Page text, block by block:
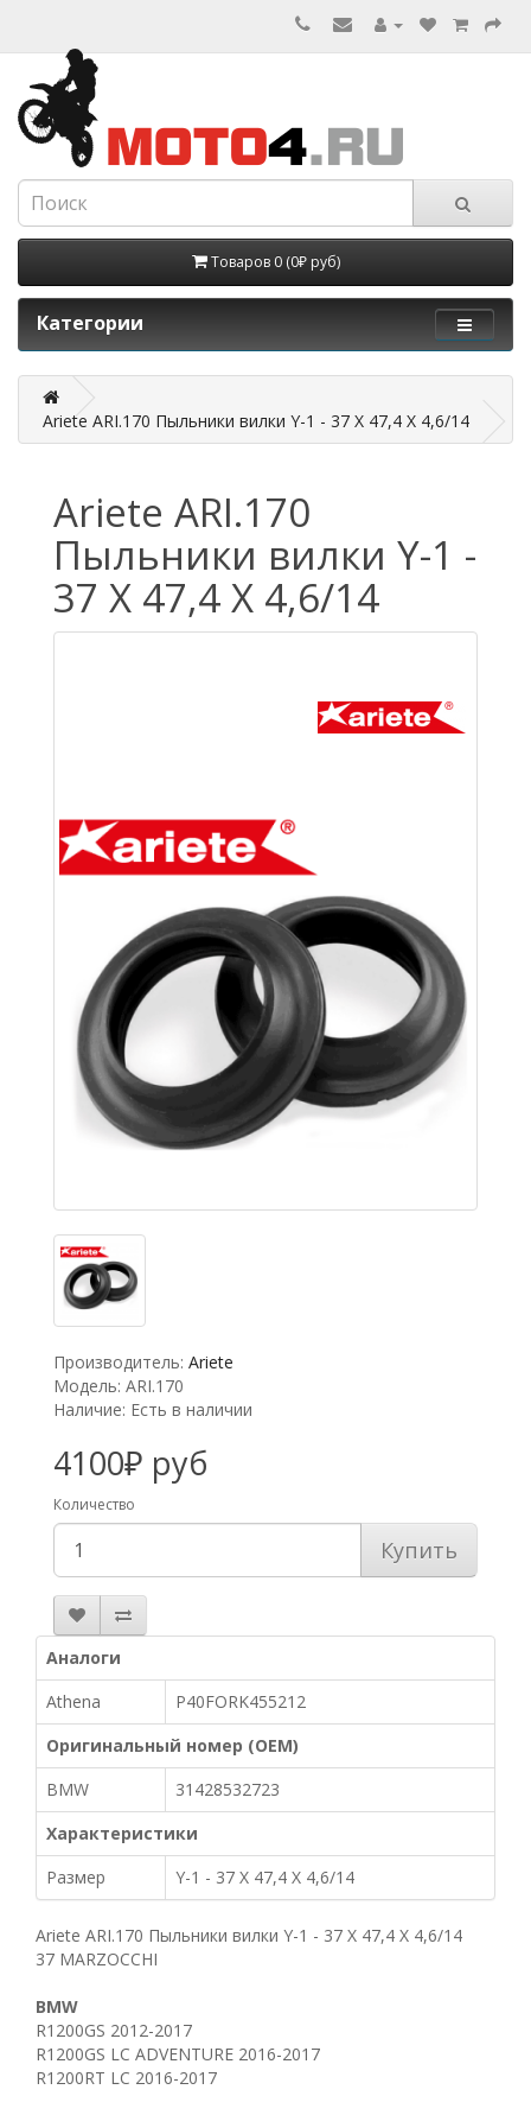
Товаров 0 (0₽ руб)
Категории
Ariete ARI.170 Пыльники вилки Y-1 - 37 X 47,4 X 4,6/14
Ariete ARI.170
Пыльники вилки Y-1 -
37 X 47,4 X 4,6/14
Производитель: Ariete
Модель: ARI.170
Наличие: Есть в наличии
4100₽ руб
Количество
Купить
Аналоги
Athena
P40FORK455212
Оригинальный номер (OEM)
BMW
31428532723
Характеристики
Размер
Y-1 - 37 X 47,4 X 4,6/14
Ariete ARI.170 Пыльники вилки Y-1 - 37 X 47,4 X 4,6/14
37 MARZOCCHI
BMW
R1200GS 2012-2017
R1200GS LC ADVENTURE 2016-2017
R1200RT LC 2016-2017